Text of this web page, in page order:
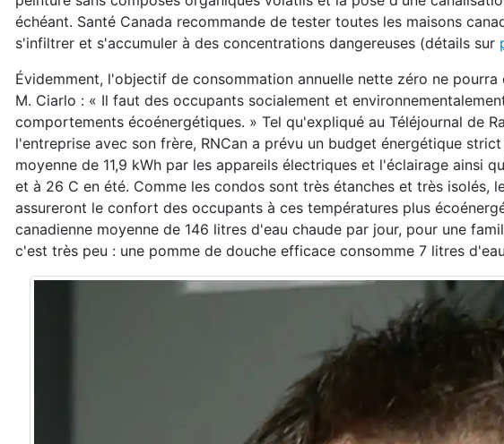
échéant. Santé Canada recommande de tester toutes les maisons
s'infiltrer et s'accumuler à des concentrations dangereuses (détails sur
Évidemment, l'objectif de consommation annuelle nette zéro ne
M. Ciarlo : « Il faut des occupants socialement et
comportements écoénergétiques. » Tel qu'expliqué au Téléjournal de
l'entreprise avec son frère, RNCan a prévu un budget énergétique
moyenne de 11,9 kWh par les appareils électriques et l'éclairage ainsi
et à 26 C en été. Comme les condos sont très étanches et très isolés,
assureront le confort des occupants à ces températures plus
canadienne moyenne de 146 litres d'eau chaude par jour, pour une
c'est très peu : une pomme de douche efficace consomme 7 litres